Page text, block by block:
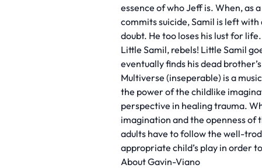
essence of who Jeff is. When, as
commits suicide, Samil is left
doubt. He too loses his lust for
Little Samil, rebels! Little Samil
eventually finds his dead
Multiverse (inseperable) is a
the power of the childlike
perspective in healing trauma.
imagination and the openness of
adults have to follow the well-
appropriate child’s play in order
About Gavin-Viano